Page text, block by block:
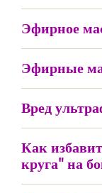
Эфирное
Эфирные
Вред
Как
круга" на